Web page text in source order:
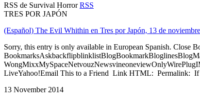
RSS de Survival HorrorRSS
TRES POR JAPÓN
(Español) The Evil Whithin en Tres por Japón, 13 de
Sorry, this entry is only available in European Spanish. Close
LiveYahoo!Email This to a Friend Link HTML: Permalink: If
13 November 2014